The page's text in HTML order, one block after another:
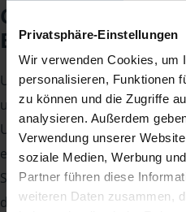
Privatsphäre-Einstellungen
Wir verwenden Cookies, um
personalisieren, Funktionen
zu können und die Zugriffe
analysieren. Außerdem
Verwendung unserer
soziale Medien, Werbung
Partner führen diese
weiteren Daten zusammen,
Checkliste für Ihr
Beratungsgespräch
Um Ihre Steuererklärung
unsere Beraterinnen und
Unterlagen von Ihnen. Dazu
elektronische
Steueridentifikationsnummer,
die Bescheinigung über das